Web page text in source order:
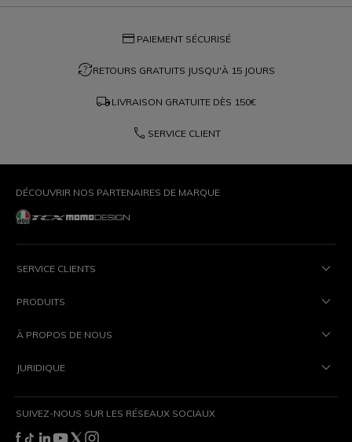
credit_card PAIEMENT SÉCURISÉ
question_exchangeRETOURS GRATUITS JUSQU'À 15 JOURS
local_shipping LIVRAISON GRATUITE DÈS 150€
phone SERVICE CLIENT
DÉCOUVRIR NOS PARTENAIRES DE MARQUE
SERVICE CLIENTS
PRODUITS
À PROPOS DE NOUS
JURIDIQUE
SUIVEZ-NOUS SUR LES RÉSEAUX SOCIAUX